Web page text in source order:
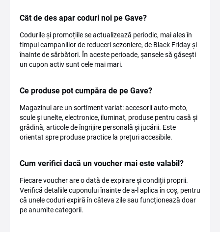
Cât de des apar coduri noi pe Gave?
Codurile și promoțiile se actualizează periodic, mai ales în
timpul campaniilor de reduceri sezoniere, de Black Friday și
înainte de sărbători. În aceste perioade, șansele să găsești
un cupon activ sunt cele mai mari.
Ce produse pot cumpăra de pe Gave?
Magazinul are un sortiment variat: accesorii auto-moto,
scule și unelte, electronice, iluminat, produse pentru casă și
grădină, articole de îngrijire personală și jucării. Este
orientat spre produse practice la prețuri accesibile.
Cum verifici dacă un voucher mai este valabil?
Fiecare voucher are o dată de expirare și condiții proprii.
Verifică detaliile cuponului înainte de a-l aplica în coș, pentru
că unele coduri expiră în câteva zile sau funcționează doar
pe anumite categorii.